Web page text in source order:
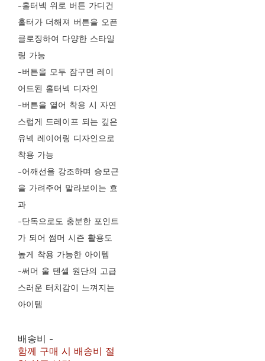
-홀터넥 위로 버튼 가디건
홀터가 더해져 버튼을 오픈
클로징하여 다양한 스타일
링 가능
-버튼을 모두 잠구면 레이
어드된 홀터넥 디자인
-버튼을 열어 착용 시 자연
스럽게 드레이프 되는 깊은
유넥 레이어링 디자인으로
착용 가능
-어깨선을 강조하며 승모근
을 가려주어 말라보이는 효
과
-단독으로도 충분한 포인트
가 되어 썸머 시즌 활용도
높게 착용 가능한 아이템
-써머 울 텐셀 원단의 고급
스러운 터치감이 느껴지는
아이템
배송비 -
함께 구매 시 배송비 절